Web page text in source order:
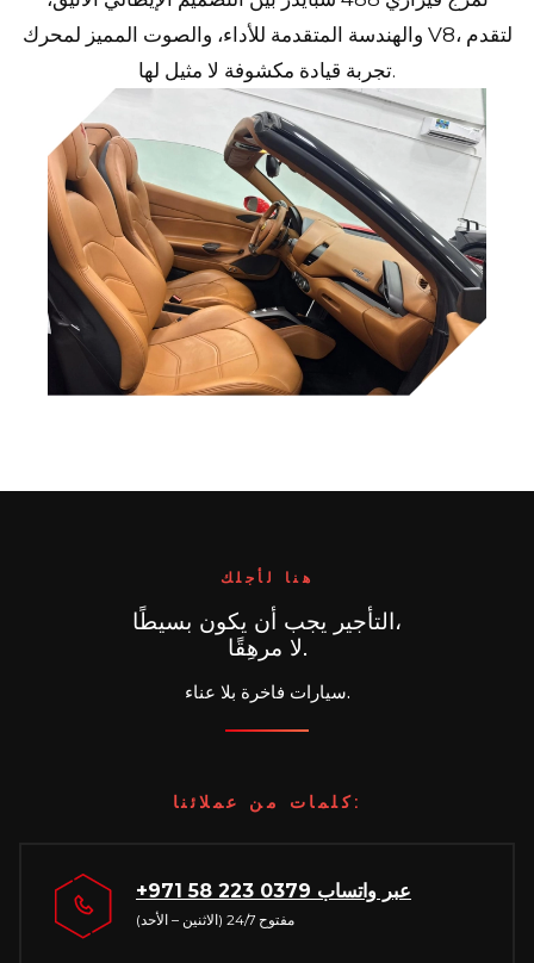
والهندسة المتقدمة للأداء، والصوت المميز لمحرك V8، لتقدم
تجربة قيادة مكشوفة لا مثيل لها.
هنا لأجلك
التأجير يجب أن يكون بسيطًا،
لا مرهِقًا.
سيارات فاخرة بلا عناء.
كلمات من عملائنا:
+971 58 223 0379 عبر واتساب
مفتوح 24/7 (الاثنين – الأحد)